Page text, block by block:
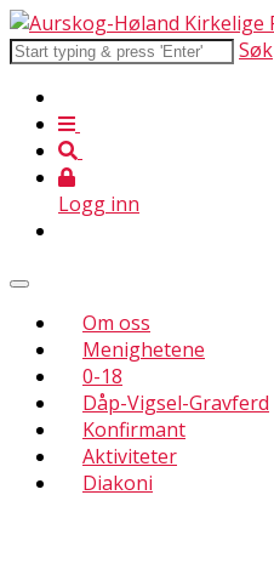
Søk
Logg inn
Om oss
Menighetene
0-18
Dåp-Vigsel-Gravferd
Konfirmant
Aktiviteter
Diakoni